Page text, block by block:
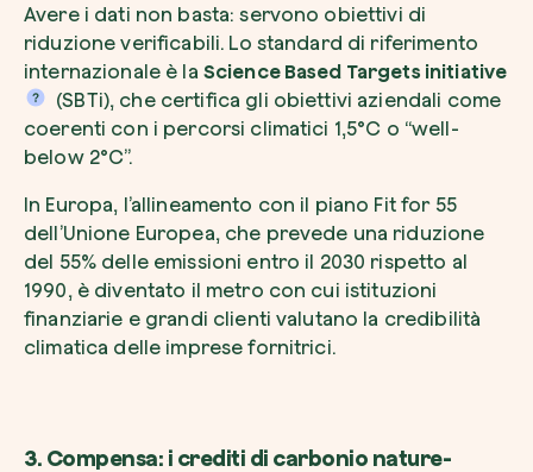
Avere i dati non basta: servono obiettivi di
riduzione verificabili. Lo standard di riferimento
internazionale è la Science Based Targets initiative
(SBTi), che certifica gli obiettivi aziendali come
coerenti con i percorsi climatici 1,5°C o “well-
below 2°C”.
In Europa, l’allineamento con il piano Fit for 55
dell’Unione Europea, che prevede una riduzione
del 55% delle emissioni entro il 2030 rispetto al
1990, è diventato il metro con cui istituzioni
finanziarie e grandi clienti valutano la credibilità
climatica delle imprese fornitrici.
3. Compensa: i crediti di carbonio nature-